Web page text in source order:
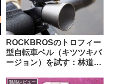
ROCKBROSのトロフィー
型自転車ベル（キツツキバ
ージョン）を試す：林道サ
製品レビュー